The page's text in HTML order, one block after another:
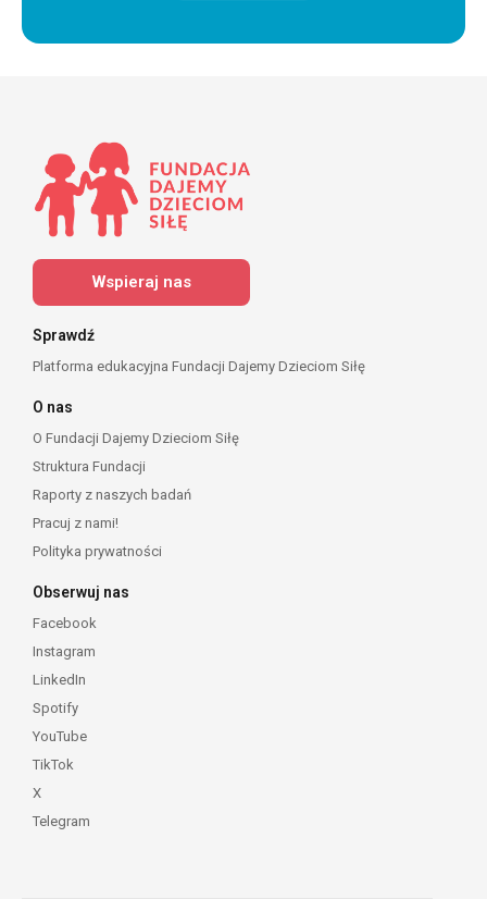
Wspieraj nas
Sprawdź
Platforma edukacyjna Fundacji Dajemy Dzieciom Siłę
O nas
O Fundacji Dajemy Dzieciom Siłę
Struktura Fundacji
Raporty z naszych badań
Pracuj z nami!
Polityka prywatności
Obserwuj nas
Facebook
Instagram
LinkedIn
Spotify
YouTube
TikTok
X
Telegram